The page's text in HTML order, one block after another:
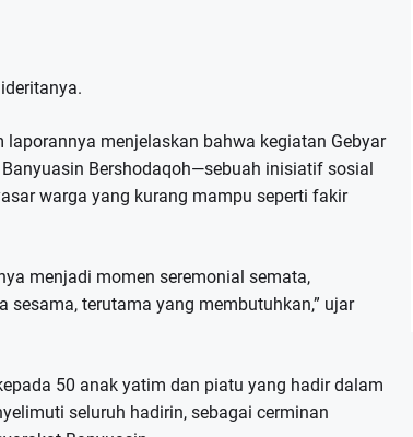
menjelaskan bahwa kegiatan Gebyar
Bershodaqoh—sebuah inisiatif sosial
warga yang kurang mampu seperti fakir
menjadi momen seremonial semata,
terutama yang membutuhkan,” ujar
50 anak yatim dan piatu yang hadir dalam
seluruh hadirin, sebagai cerminan